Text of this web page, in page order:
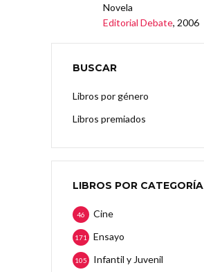
Novela
Editorial Debate, 2006
BUSCAR
Libros por género
Libros premiados
LIBROS POR CATEGORÍA
Cine
46
Ensayo
171
Infantil y Juvenil
105